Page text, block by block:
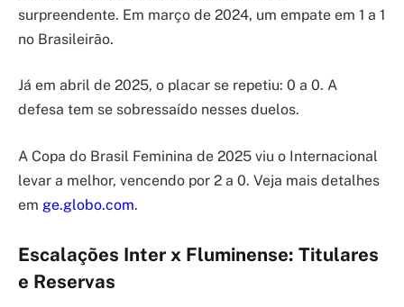
surpreendente. Em março de 2024, um empate em 1 a 1
no Brasileirão.
Já em abril de 2025, o placar se repetiu: 0 a 0. A
defesa tem se sobressaído nesses duelos.
A Copa do Brasil Feminina de 2025 viu o Internacional
levar a melhor, vencendo por 2 a 0. Veja mais detalhes
em ge.globo.com.
Escalações Inter x Fluminense: Titulares
e Reservas